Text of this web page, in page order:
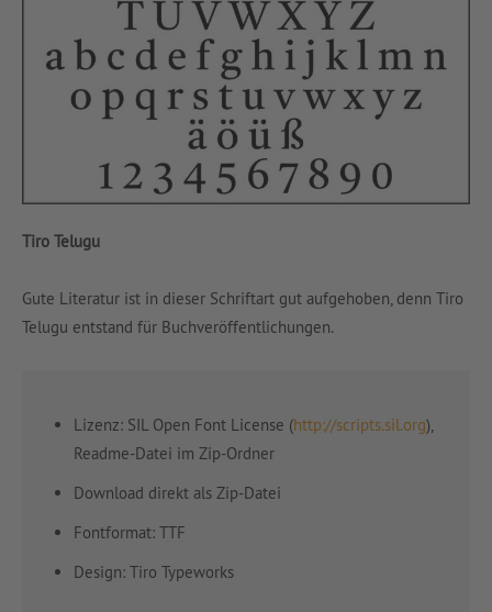
Tiro Telugu
Gute Literatur ist in dieser Schriftart gut aufgehoben, denn Tiro
Telugu entstand für Buchveröffentlichungen.
Lizenz: SIL Open Font License (http://scripts.sil.org),
Readme-Datei im Zip-Ordner
Download direkt als Zip-Datei
Fontformat: TTF
Design: Tiro Typeworks